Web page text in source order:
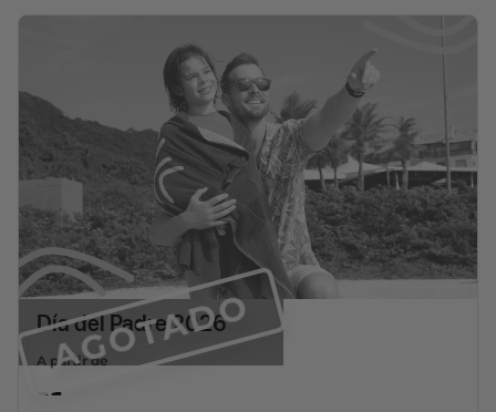
AGOTADO
Día del Padre 2026
A partir de
--